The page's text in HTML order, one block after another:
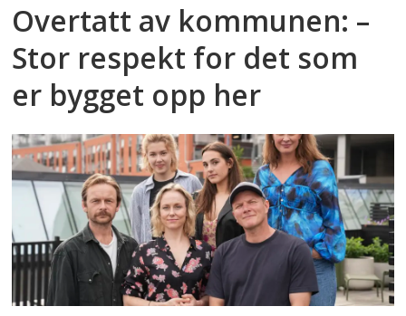
Overtatt av kommunen: –
Stor respekt for det som
er bygget opp her